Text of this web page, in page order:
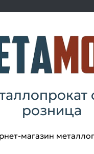
розница
магазин